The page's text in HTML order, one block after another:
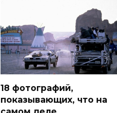
18 фотографий,
показывающих, что на